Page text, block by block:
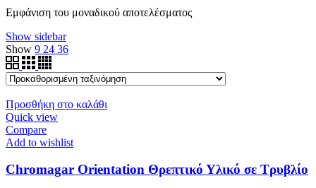
Εμφάνιση του μοναδικού αποτελέσματος
Show sidebar
Show 9 24 36
Προσθήκη στο καλάθι
Quick view
Compare
Add to wishlist
Chromagar Orientation Θρεπτικό Υλικό σε Τρυβλίο